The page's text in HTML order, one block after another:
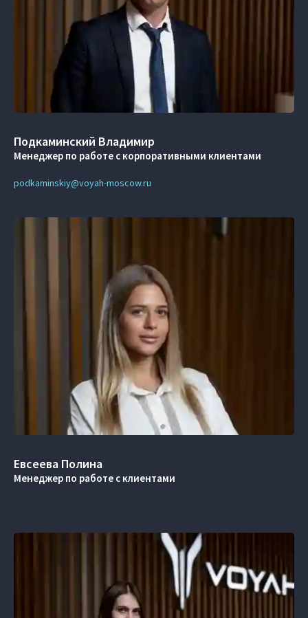
Подкаминский Владимир
Менеджер по работе с корпоративными клиентами
podkaminskiy@voyah-moscow.ru
Евсеева Полина
Менеджер по работе с клиентами